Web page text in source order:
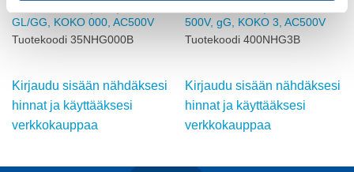
GL/GG, KOKO 000, AC500V
Tuotekoodi 35NHG000B
Kirjaudu sisään nähdäksesi
hinnat ja käyttääksesi
verkkokauppaa
500V, gG, KOKO 3, AC500V
Tuotekoodi 400NHG3B
Kirjaudu sisään nähdäksesi
hinnat ja käyttääksesi
verkkokauppaa